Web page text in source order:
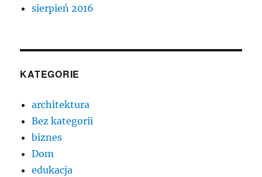
sierpień 2016
KATEGORIE
architektura
Bez kategorii
biznes
Dom
edukacja